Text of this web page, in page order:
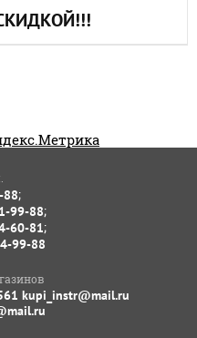
88;
99-88;
60-81;
99-88
kupi_instr@mail.ru